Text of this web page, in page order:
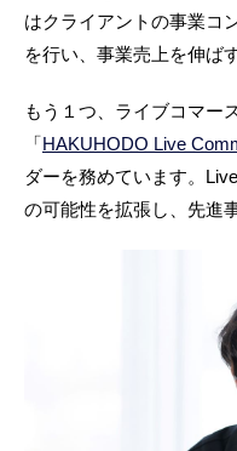
はクライアントの事業コ
を行い、事業売上を伸ば
もう１つ、ライブコマー
「HAKUHODO Live
ダーを務めています。
の可能性を拡張し、先進